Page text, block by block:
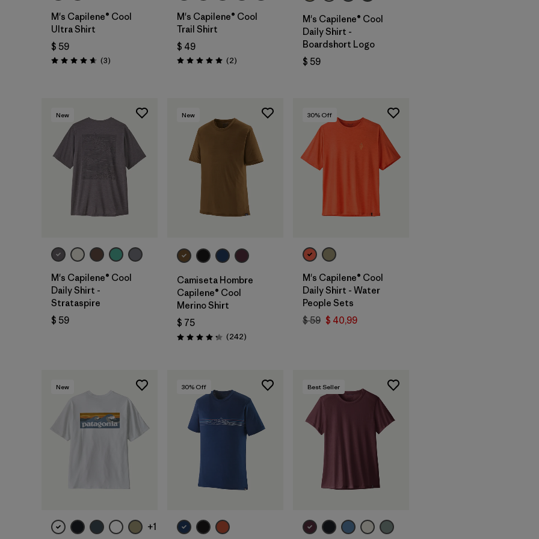
M's Capilene® Cool
Ultra Shirt
$ 59
Valoración: 4.7 / 5
(3Comentarios
)
M's Capilene® Cool
Trail Shirt
$ 49
Valoración: 5.0 / 5
(2Comentarios
)
M's Capilene® Cool
Daily Shirt -
Boardshort Logo
$ 59
New
M's Capilene® Cool
Daily Shirt -
Strataspire
$ 59
New
Camiseta Hombre
Capilene® Cool
Merino Shirt
$ 75
Valoración: 4.3 / 5
(242Comentarios
)
30% Off
M's Capilene® Cool
Daily Shirt - Water
People Sets
$ 59 $ 40,99
New
+1
30% Off Best Seller